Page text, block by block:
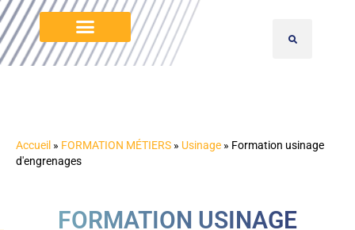
Accueil » FORMATION MÉTIERS » Usinage » Formation usinage
d'engrenages
FORMATION USINAGE